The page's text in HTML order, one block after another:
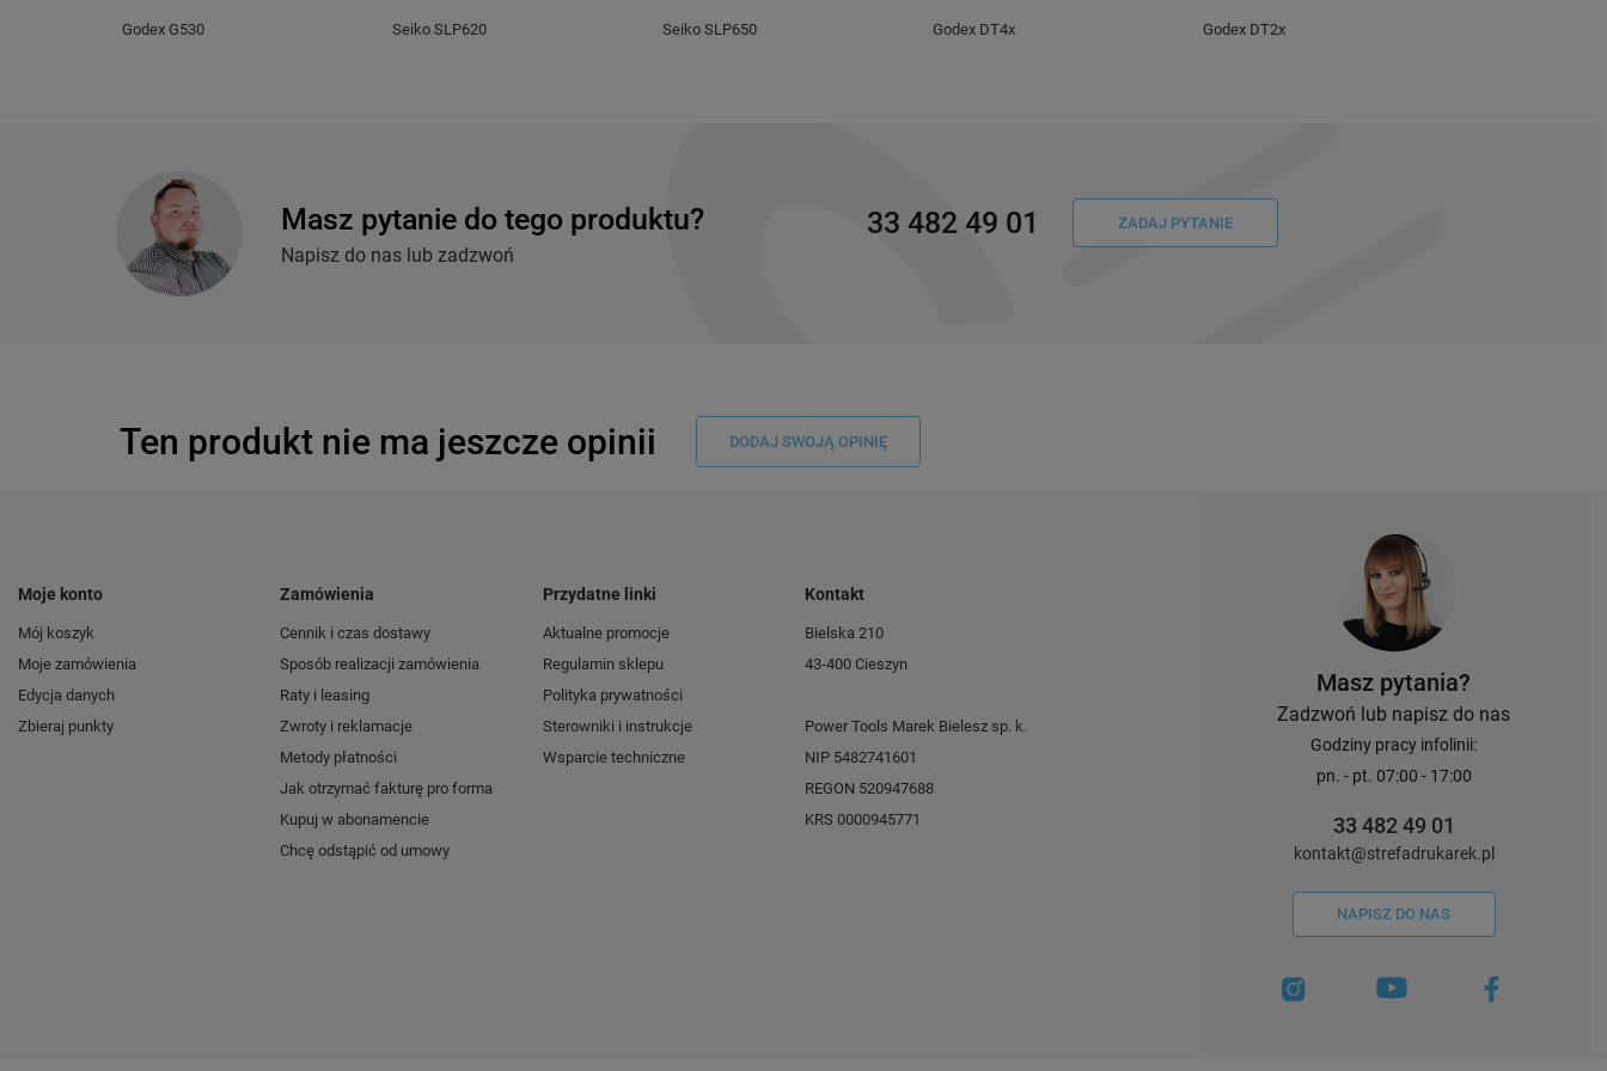
Godex G530 Seiko SLP620 Seiko SLP650 Godex DT4x Godex DT2x
Masz pytanie do tego produktu?
Napisz do nas lub zadzwoń
33 482 49 01 ZADAJ PYTANIE
Ten produkt nie ma jeszcze opinii DODAJ SWOJĄ OPINIĘ
Moje konto
Mój koszyk
Moje zamówienia
Edycja danych
Zbieraj punkty
Zamówienia
Cennik i czas dostawy
Sposób realizacji zamówienia
Raty i leasing
Zwroty i reklamacje
Metody płatności
Jak otrzymać fakturę pro forma
Kupuj w abonamencie
Chcę odstąpić od umowy
Przydatne linki
Aktualne promocje
Regulamin sklepu
Polityka prywatności
Sterowniki i instrukcje
Wsparcie techniczne
Kontakt
Bielska 210
43-400 Cieszyn
Power Tools Marek Bielesz sp. k.
NIP 5482741601
REGON 520947688
KRS 0000945771
Masz pytania?
Zadzwoń lub napisz do nas
Godziny pracy infolinii:
pn. - pt. 07:00 - 17:00
33 482 49 01
kontakt@strefadrukarek.pl
NAPISZ DO NAS